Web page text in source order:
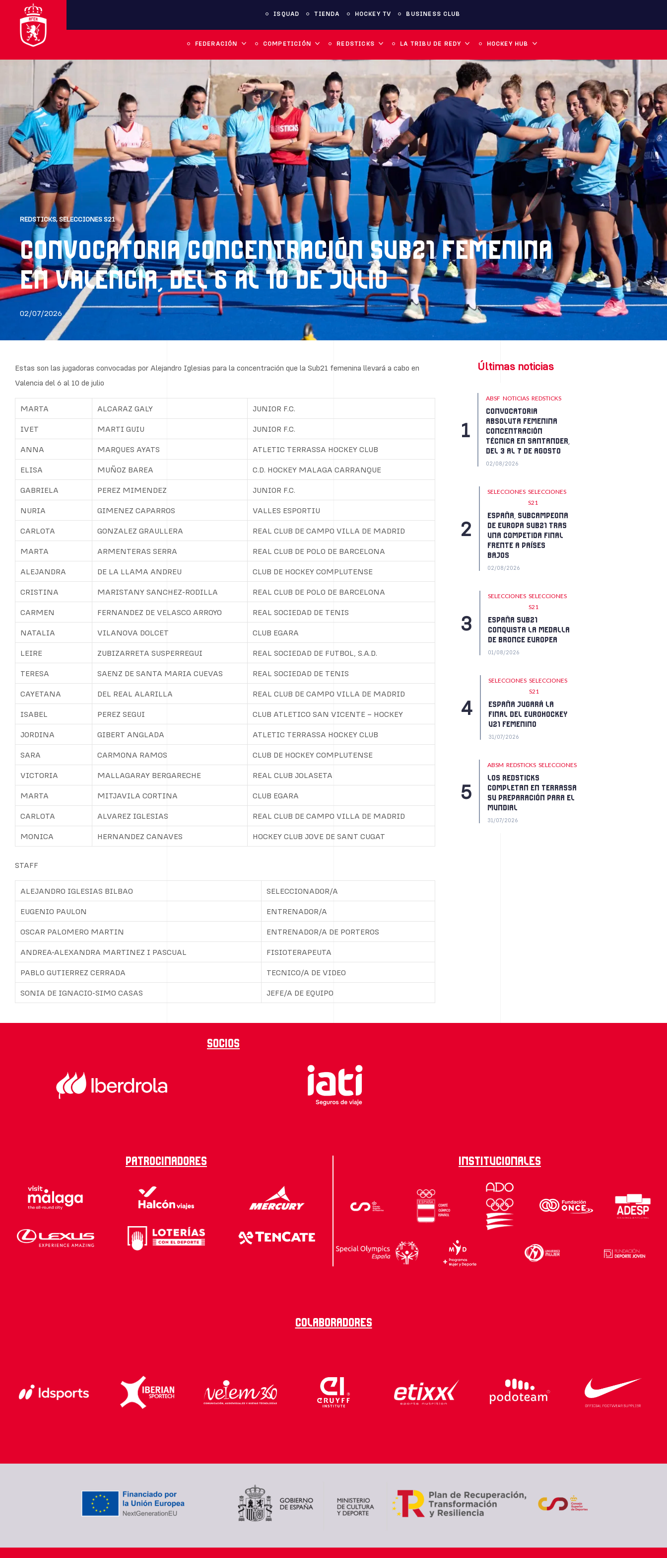
ISQUAD TIENDA HOCKEY TV BUSINESS CLUB
FEDERACIÓN COMPETICIÓN REDSTICKS LA TRIBU DE REDY HOCKEY HUB
REDSTICKS,SELECCIONES S21
CONVOCATORIA CONCENTRACIÓN SUB21 FEMENINA
EN VALENCIA, DEL 6 AL 10 DE JULIO
02/07/2026
Estas son las jugadoras convocadas por Alejandro Iglesias para la concentración que la Sub21 femenina llevará a cabo en
Valencia del 6 al 10 de julio
MARTA ALCARAZ GALY JUNIOR F.C.
IVET MARTI GUIU JUNIOR F.C.
ANNA MARQUES AYATS ATLETIC TERRASSA HOCKEY CLUB
ELISA MUÑOZ BAREA C.D. HOCKEY MALAGA CARRANQUE
GABRIELA PEREZ MIMENDEZ JUNIOR F.C.
NURIA GIMENEZ CAPARROS VALLES ESPORTIU
CARLOTA GONZALEZ GRAULLERA REAL CLUB DE CAMPO VILLA DE MADRID
MARTA ARMENTERAS SERRA REAL CLUB DE POLO DE BARCELONA
ALEJANDRA DE LA LLAMA ANDREU CLUB DE HOCKEY COMPLUTENSE
CRISTINA MARISTANY SANCHEZ-RODILLA REAL CLUB DE POLO DE BARCELONA
CARMEN FERNANDEZ DE VELASCO ARROYO REAL SOCIEDAD DE TENIS
NATALIA VILANOVA DOLCET CLUB EGARA
LEIRE ZUBIZARRETA SUSPERREGUI REAL SOCIEDAD DE FUTBOL, S.A.D.
TERESA SAENZ DE SANTA MARIA CUEVAS REAL SOCIEDAD DE TENIS
CAYETANA DEL REAL ALARILLA REAL CLUB DE CAMPO VILLA DE MADRID
ISABEL PEREZ SEGUI CLUB ATLETICO SAN VICENTE – HOCKEY
JORDINA GIBERT ANGLADA ATLETIC TERRASSA HOCKEY CLUB
SARA CARMONA RAMOS CLUB DE HOCKEY COMPLUTENSE
VICTORIA MALLAGARAY BERGARECHE REAL CLUB JOLASETA
MARTA MITJAVILA CORTINA CLUB EGARA
CARLOTA ALVAREZ IGLESIAS REAL CLUB DE CAMPO VILLA DE MADRID
MONICA HERNANDEZ CANAVES HOCKEY CLUB JOVE DE SANT CUGAT
STAFF
ALEJANDRO IGLESIAS BILBAO SELECCIONADOR/A
EUGENIO PAULON ENTRENADOR/A
OSCAR PALOMERO MARTIN ENTRENADOR/A DE PORTEROS
ANDREA-ALEXANDRA MARTINEZ I PASCUAL FISIOTERAPEUTA
PABLO GUTIERREZ CERRADA TECNICO/A DE VIDEO
SONIA DE IGNACIO-SIMO CASAS JEFE/A DE EQUIPO
Últimas noticias
ABSF NOTICIAS REDSTICKS
CONVOCATORIA
ABSOLUTA FEMENINA
CONCENTRACIÓN
TÉCNICA EN SANTANDER,
DEL 3 AL 7 DE AGOSTO
02/08/2026
SELECCIONES SELECCIONES
S21
ESPAÑA, SUBCAMPEONA
DE EUROPA SUB21 TRAS
UNA COMPETIDA FINAL
FRENTE A PAÍSES
BAJOS
02/08/2026
SELECCIONES SELECCIONES
S21
ESPAÑA SUB21
CONQUISTA LA MEDALLA
DE BRONCE EUROPEA
01/08/2026
SELECCIONES SELECCIONES
S21
ESPAÑA JUGARÁ LA
FINAL DEL EUROHOCKEY
U21 FEMENINO
31/07/2026
ABSM REDSTICKS SELECCIONES
LOS REDSTICKS
COMPLETAN EN TERRASSA
SU PREPARACIÓN PARA EL
MUNDIAL
31/07/2026
Socios
Patrocinadores Institucionales
Colaboradores